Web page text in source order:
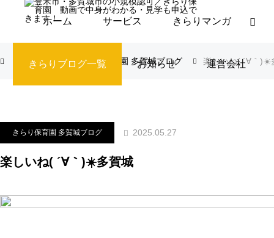
ホーム サービス きらりマンガ
きらりブログ一覧 お知らせ 運営会社
ブログ きらり保育園 多賀城ブログ 楽しいね( ´∀｀)☀️
きらり保育園 多賀城ブログ 2025.05.27
楽しいね( ´∀｀)☀️多賀城